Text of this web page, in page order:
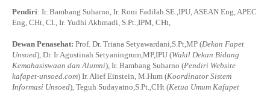
Pendiri: Ir. Bambang Suharno, Ir. Roni Fadilah SE.,IPU, ASEAN Eng, APEC
Eng, CHt, CI., Ir. Yudhi Akhmadi, S.Pt.,IPM, CHt,
Dewan Penasehat: Prof. Dr. Triana Setyawardani,S.Pt,MP (Dekan Fapet
Unsoed), Dr. Ir Agustinah Setyaningrum,MP,IPU (Wakil Dekan Bidang
Kemahasiswaan dan Alumni), Ir. Bambang Suharno (Pendiri Website
kafapet-unsoed.com) Ir. Alief Einstein, M.Hum (Koordinator Sistem
Informasi Unsoed), Teguh Sudayatno,S.Pt.,CHt (Ketua Umum Kafapet